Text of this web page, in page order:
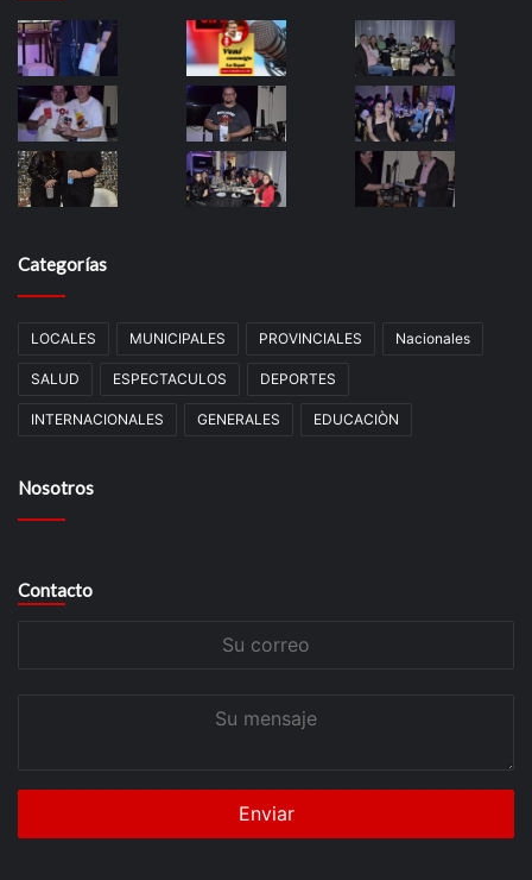
Categorías
LOCALES MUNICIPALES PROVINCIALES Nacionales
SALUD ESPECTACULOS DEPORTES
INTERNACIONALES GENERALES EDUCACIÒN
Nosotros
Contacto